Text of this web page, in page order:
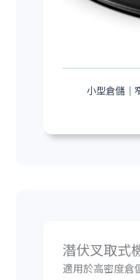
小型倉儲｜
潛伏叉取式
適用於高密度倉